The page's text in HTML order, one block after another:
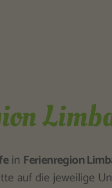
in Ferienregion
auf die jeweilige